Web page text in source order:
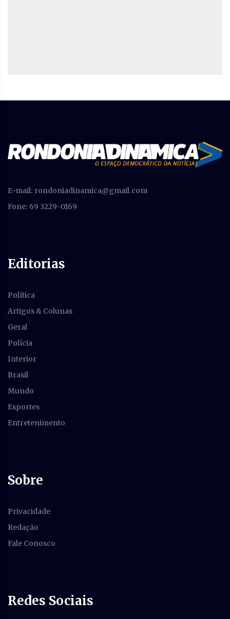
E-mail: rondoniadinamica@gmail.com
Fone: 69 3229-0169
Editorias
Política
Artigos & Colunas
Geral
Polícia
Interior
Brasil
Mundo
Esportes
Entretenimento
Sobre
Privacidade
Redação
Fale Conosco
Redes Sociais